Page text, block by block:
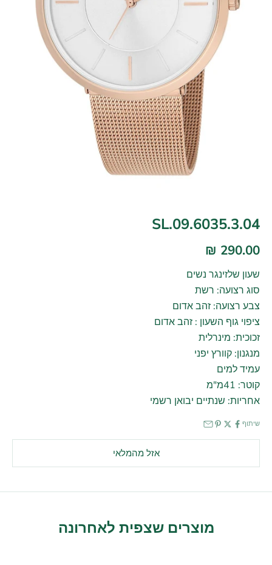
SL.09.6035.3.04
290.00 ₪
שעון שלזינגר נשים
סוג רצועה: רשת
צבע רצועה: זהב אדום
ציפוי גוף השעון : זהב אדום
זכוכית: מינרלית
מנגנון: קוורץ יפני
עמיד למים
קוטר: 41מ"מ
אחריות: שנתיים יבואן רשמי
שיתוף
אזל מהמלאי
מוצרים שצפית לאחרונה